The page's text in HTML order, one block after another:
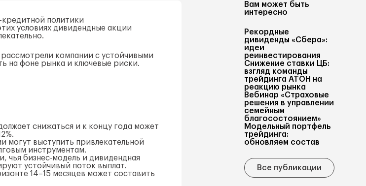
кредитной политики
условиях дивидендные акции
компании с устойчивыми
на фоне рынка и ключевые риски.
снижаться и к концу года может
могут выступить привлекательной
инструментам.
чья бизнес-модель и дивидендная
устойчивый поток выплат.
14–15 месяцев может составить
Вам может быть
интересно
Рекордные
дивиденды «Сбера»:
идеи
реинвестирования
Снижение ставки ЦБ:
взгляд команды
трейдинга АТОН на
реакцию рынка
Вебинар «Страховые
решения в управлении
семейным
благосостоянием»
Модельный портфель
трейдинга:
обновляем состав
Все публикации